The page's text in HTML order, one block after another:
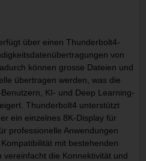
über einen Thunderbolt4-
von
können grosse Dateien und
übertragen werden, was die
KI- und Deep Learning-
Thunderbolt4 unterstützt
ein einzelnes 8K-Display für
professionelle Anwendungen
mit bestehenden
die Konnektivität und